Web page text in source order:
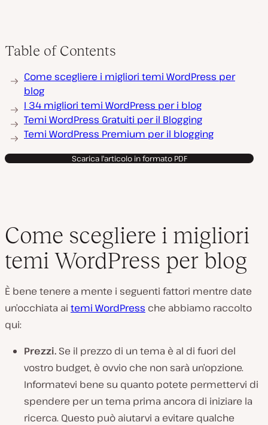
Table of Contents
Come scegliere i migliori temi WordPress per
blog
I 34 migliori temi WordPress per i blog
Temi WordPress Gratuiti per il Blogging
Temi WordPress Premium per il blogging
Scarica l'articolo in formato PDF
Come scegliere i migliori
temi WordPress per blog
È bene tenere a mente i seguenti fattori mentre date
un’occhiata ai temi WordPress che abbiamo raccolto
qui:
Prezzi. Se il prezzo di un tema è al di fuori del
vostro budget, è ovvio che non sarà un’opzione.
Informatevi bene su quanto potete permettervi di
spendere per un tema prima ancora di iniziare la
ricerca. Questo può aiutarvi a evitare qualche